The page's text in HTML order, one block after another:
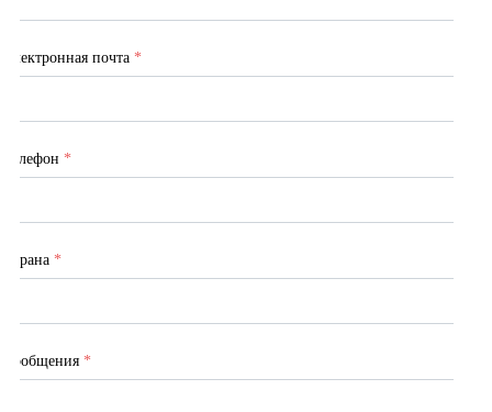
Электронная почта *
Телефон *
Страна *
Сообщения *